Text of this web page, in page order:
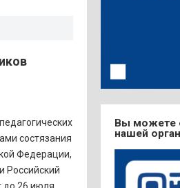
состязания
Федерации,
Российский
Вы можете
нашей